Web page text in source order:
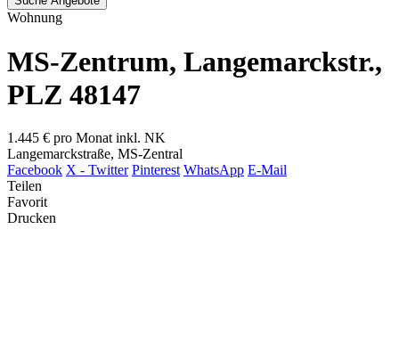
Wohnung
MS-Zentrum, Langemarckstr.,
PLZ 48147
1.445 € pro Monat inkl. NK
Langemarckstraße, MS-Zentral
Facebook X - Twitter Pinterest WhatsApp E-Mail
Teilen
Favorit
Drucken